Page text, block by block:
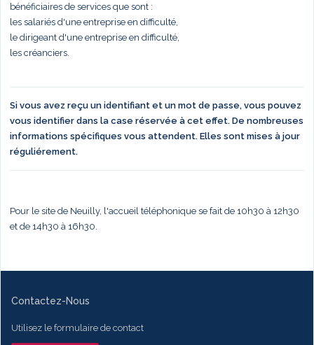
bénéficiaires de services que sont :
les salariés d'une entreprise en difficulté,
le dirigeant d'une entreprise en difficulté,
les créanciers.
Si vous avez reçu un identifiant et un mot de passe, vous pouvez
vous identifier dans la case réservée à cet effet. De nombreuses
informations spécifiques vous attendent. Elles sont mises à jour
réguliérement.
Pour le site de Neuilly, l'accueil téléphonique se fait de 10h30 à 12h30
et de 14h30 à 16h30.
Contactez-Nous
Utilisez le formulaire de contact